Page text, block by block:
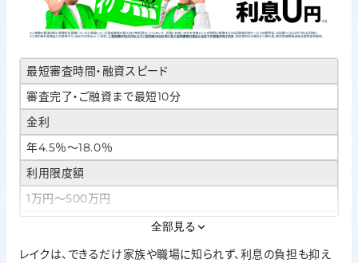
最短審査時間・融資スピード
審査完了・ご融資まで最短10分
金利
年4.5％〜18.0％
利用限度額
1万円〜500万円
対応。Web完結（郵送なし）を選択可能
全部見る
レイクは、できるだけ家族や職場に知られず、利息の負担も抑え